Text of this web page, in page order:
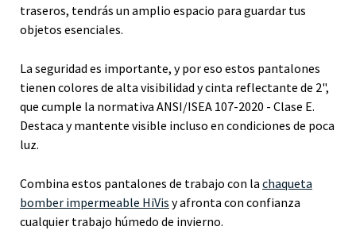
traseros, tendrás un amplio espacio para guardar tus
objetos esenciales.
La seguridad es importante, y por eso estos pantalones
tienen colores de alta visibilidad y cinta reflectante de 2",
que cumple la normativa ANSI/ISEA 107-2020 - Clase E.
Destaca y mantente visible incluso en condiciones de poca
luz.
Combina estos pantalones de trabajo con la chaqueta
bomber impermeable HiVis y afronta con confianza
cualquier trabajo húmedo de invierno.